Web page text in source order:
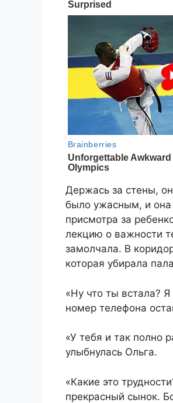
Держась за стены,
было ужасным, и она
присмотра за
лекцию о важности
замолчала. В
которая убирала
«Ну что ты встала?
номер телефона
«У тебя и так полно
улыбнулась Ольга.
«Какие это
прекрасный сынок.